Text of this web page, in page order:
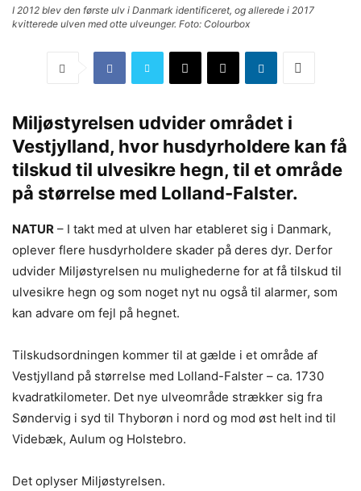
I 2012 blev den første ulv i Danmark identificeret, og allerede i 2017
kvitterede ulven med otte ulveunger. Foto: Colourbox
Miljøstyrelsen udvider området i
Vestjylland, hvor husdyrholdere kan få
tilskud til ulvesikre hegn, til et område
på størrelse med Lolland-Falster.
NATUR – I takt med at ulven har etableret sig i Danmark,
oplever flere husdyrholdere skader på deres dyr. Derfor
udvider Miljøstyrelsen nu mulighederne for at få tilskud til
ulvesikre hegn og som noget nyt nu også til alarmer, som
kan advare om fejl på hegnet.
Tilskudsordningen kommer til at gælde i et område af
Vestjylland på størrelse med Lolland-Falster – ca. 1730
kvadratkilometer. Det nye ulveområde strækker sig fra
Søndervig i syd til Thyborøn i nord og mod øst helt ind til
Videbæk, Aulum og Holstebro.
Det oplyser Miljøstyrelsen.